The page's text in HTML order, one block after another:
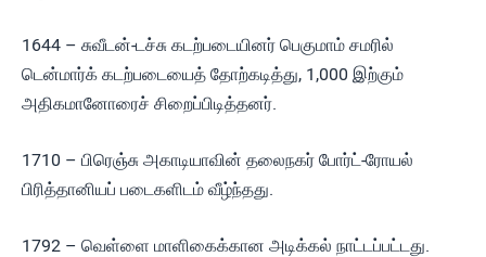
1644 – சுவீடன்-டச்சு கடற்படையினர் பெகுமாம் சமரில்
டென்மார்க் கடற்படையைத் தோற்கடித்து, 1,000 இற்கும்
அதிகமானோரைச் சிறைப்பிடித்தனர்.
1710 – பிரெஞ்சு அகாடியாவின் தலைநகர் போர்ட்-ரோயல்
பிரித்தானியப் படைகளிடம் வீழ்ந்தது.
1792 – வெள்ளை மாளிகைக்கான அடிக்கல் நாட்டப்பட்டது.